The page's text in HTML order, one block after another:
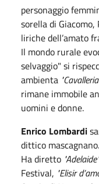
personaggio
sorella di
liriche dell’amato
Il mondo rurale
selvaggio" si
ambienta
rimane immobile
uomini e donne.
Enrico Lombardi
dittico mascagnano.
Ha diretto "Adelaide"
Festival, "Elisir